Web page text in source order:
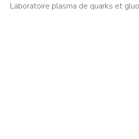
Laboratoire plasma de quarks et